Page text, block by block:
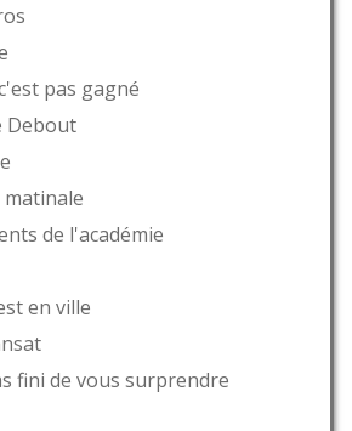
pas gagné
Debout
matinale
de l'académie
en ville
fini de vous surprendre